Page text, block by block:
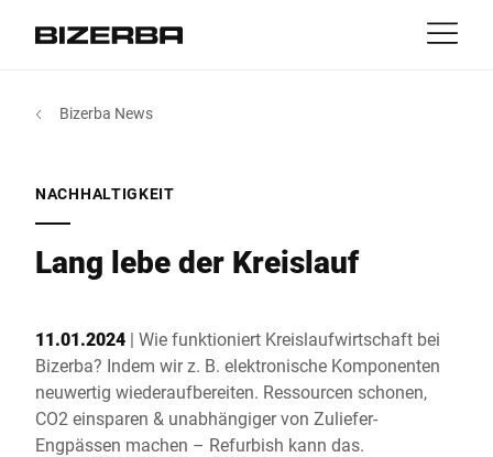
Branchen
Service
Portale
Gebrauchtgeräte-Shop
de
Amerika
Australien
Afrika
Bizerba News
NACHHALTIGKEIT
Lang lebe der Kreislauf
11.01.2024 | Wie funktioniert Kreislaufwirtschaft bei
Bizerba? Indem wir z. B. elektronische Komponenten
neuwertig wiederaufbereiten. Ressourcen schonen,
CO2 einsparen & unabhängiger von Zuliefer-
Engpässen machen – Refurbish kann das.